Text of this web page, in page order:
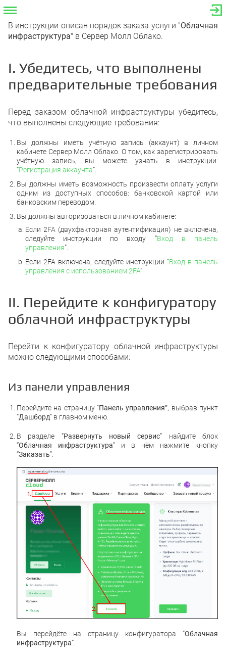
В инструкции описан порядок заказа услуги "Облачная
инфраструктура" в Сервер Молл Облако.
I. Убедитесь, что выполнены
предварительные требования
Перед заказом облачной инфраструктуры убедитесь,
что выполнены следующие требования:
Вы должны иметь учётную запись (аккаунт) в личном
кабинете Сервер Молл Облако. О том, как зарегистрировать
учётную запись, вы можете узнать в инструкции:
“Регистрация аккаунта”.
Вы должны иметь возможность произвести оплату услуги
одним из доступных способов: банковской картой или
банковским переводом.
Вы должны авторизоваться в личном кабинете:
Если 2FA (двухфакторная аутентификация) не включена,
следуйте инструкции по входу “Вход в панель
управления”.
Если 2FA включена, следуйте инструкции “Вход в панель
управления с использованием 2FA”.
II. Перейдите к конфигуратору
облачной инфраструктуры
Перейти к конфигуратору облачной инфраструктуры
можно следующими способами:
Из панели управления
Перейдите на страницу “Панель управления”, выбрав пункт
“Дашборд” в главном меню.
В разделе “Развернуть новый сервис” найдите блок
“Облачная инфраструктура” и в нём нажмите кнопку
“Заказать”.
Вы перейдёте на страницу конфигуратора “Облачная
инфраструктура”.